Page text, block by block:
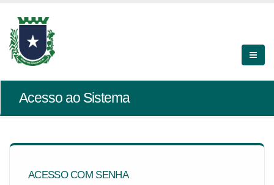
Acesso ao Sistema
ACESSO COM SENHA